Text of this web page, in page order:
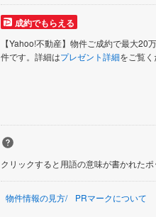
成約でもらえる
【Yahoo!不動産】物件ご成約で最大20
件です。詳細はプレゼント詳細をご覧く
クリックすると用語の意味が書かれたポ
物件情報の見方 PRマークについて